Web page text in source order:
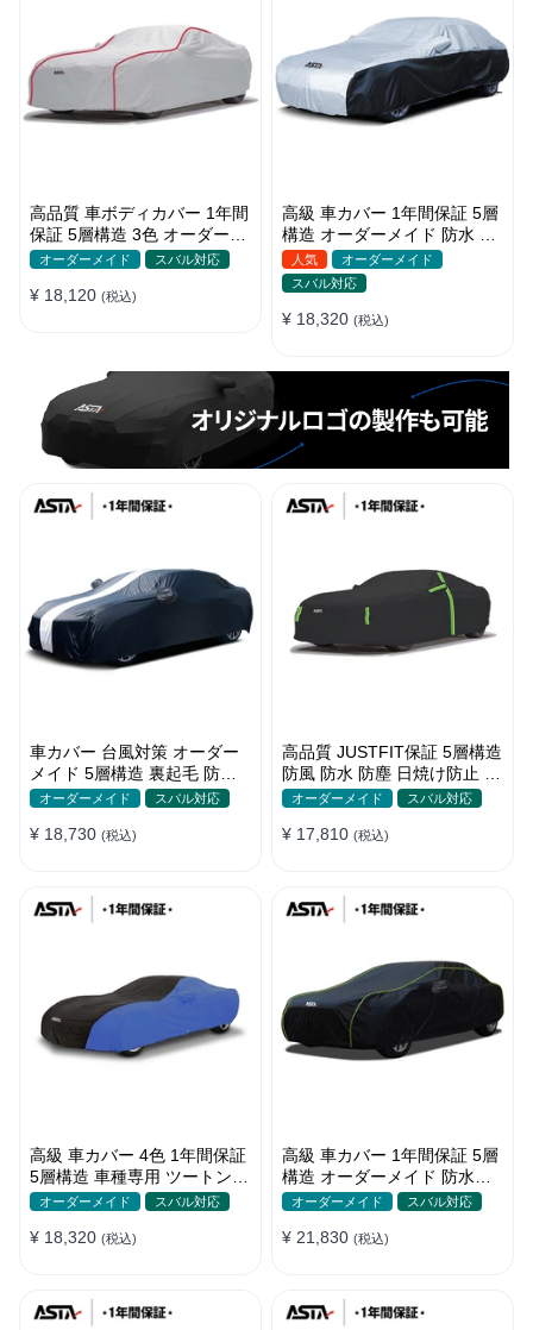
高品質 車ボディカバー 1年間
保証 5層構造 3色 オーダーメ
イド 裏起毛 防風防水 四季
オーダーメイド スバル対応
¥ 18,120 (税込)
高級 車カバー 1年間保証 5層
構造 オーダーメイド 防水 裏
起毛 台風対策 黄砂対策 車種
専用
人気
オーダーメイド
スバル対応
¥ 18,320 (税込)
車カバー 台風対策 オーダー
メイド 5層構造 裏起毛 防水
防雨 軽/普自動車 SUV対応 お
オーダーメイド スバル対応
¥ 18,730 (税込)
高品質 JUSTFIT保証 5層構造
防風 防水 防塵 日焼け防止 高
級 ボディカバー
オーダーメイド スバル対応
¥ 17,810 (税込)
高級 車カバー 4色 1年間保証
5層構造 車種専用 ツートンカ
ラー オーダーメイド 防水 耐
オーダーメイド スバル対応
¥ 18,320 (税込)
高級 車カバー 1年間保証 5層
構造 オーダーメイド 防水防
塵 裏起毛 車種専用
オーダーメイド スバル対応
¥ 21,830 (税込)